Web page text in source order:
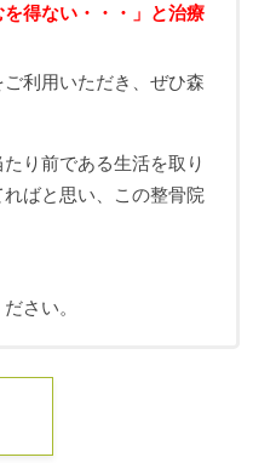
を得ない・・・」と治療
利用いただき、ぜひ森
り前である生活を取り
ばと思い、この整骨院
さい。